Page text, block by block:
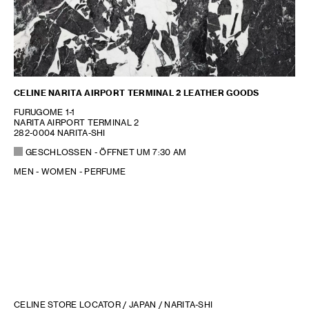
CELINE NARITA AIRPORT TERMINAL 2 LEATHER GOODS
FURUGOME 1-1
NARITA AIRPORT TERMINAL 2
282-0004 NARITA-SHI
GESCHLOSSEN - ÖFFNET UM7:30 AM
MEN - WOMEN - PERFUME
CELINE STORE LOCATOR / JAPAN / NARITA-SHI